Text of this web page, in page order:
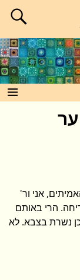
אני ור'
הרי באותם
נשרת בצבא. לא